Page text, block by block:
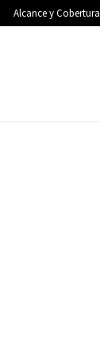
Alcance y Cobertura